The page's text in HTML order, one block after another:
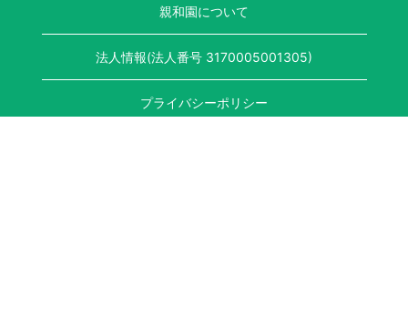
親和園について
法人情報(法人番号 3170005001305)
プライバシーポリシー